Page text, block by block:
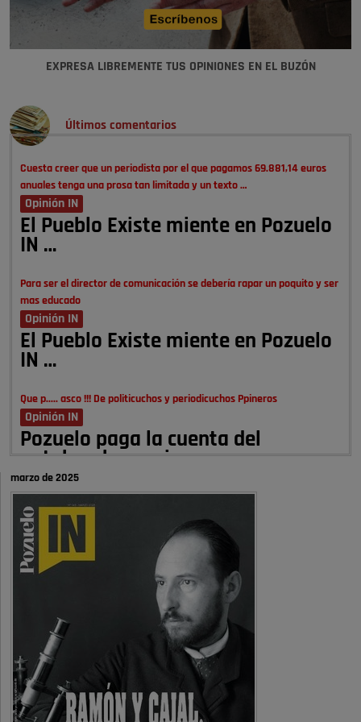
EXPRESA LIBREMENTE TUS OPINIONES EN EL BUZÓN
Últimos comentarios
Cuesta creer que un periodista por el que pagamos 69.881,14 euros
anuales tenga una prosa tan limitada y un texto …
Opinión IN
El Pueblo Existe miente en Pozuelo
IN …
Para ser el director de comunicación se debería rapar un poquito y ser
mas educado
Opinión IN
El Pueblo Existe miente en Pozuelo
IN …
Que p..... asco !!! De politicuchos y periodicuchos Ppineros
Opinión IN
Pozuelo paga la cuenta del
autobombo: casi …
Señora Alcaldesa Ud no ha vivido nunca en Pozuelo , pero yo si desde
hace más de 60 años , …
Pozuelo de Alarcón
Quejas por el deterioro de la
limpieza …
A ver si es posible que haya vivienda para familias con hijos y no
solamente jóvenes que no es tan …
Pozuelo de Alarcón
Pozuelo desbloquea
definitivamente Huerta Grande: las
obras …
marzo de 2025